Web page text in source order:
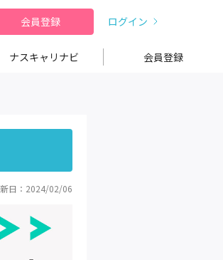
会員登録 ログイン
ナスキャリナビ 会員登録
日：2024/02/06